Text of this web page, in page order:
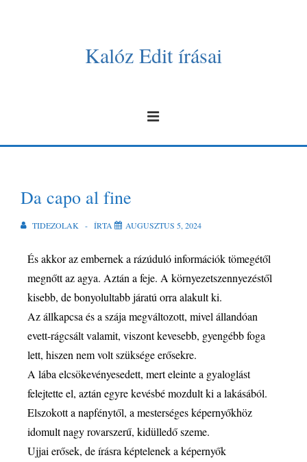
Kalóz Edit írásai
Da capo al fine
TIDEZOLAK ÍRTA AUGUSZTUS 5, 2024
És akkor az embernek a rázúduló információk tömegétől
megnőtt az agya. Aztán a feje. A környezetszennyezéstől
kisebb, de bonyolultabb járatú orra alakult ki.
Az állkapcsa és a szája megváltozott, mivel állandóan
evett-rágcsált valamit, viszont kevesebb, gyengébb foga
lett, hiszen nem volt szüksége erősekre.
A lába elcsökevényesedett, mert eleinte a gyaloglást
felejtette el, aztán egyre kevésbé mozdult ki a lakásából.
Elszokott a napfénytől, a mesterséges képernyőkhöz
idomult nagy rovarszerű, kidülledő szeme.
Ujjai erősek, de írásra képtelenek a képernyők